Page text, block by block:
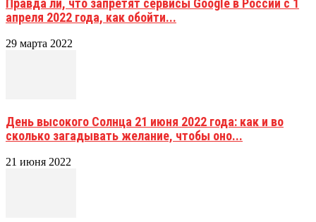
Правда ли, что запретят сервисы Google в России с 1
апреля 2022 года, как обойти...
29 марта 2022
День высокого Солнца 21 июня 2022 года: как и во
сколько загадывать желание, чтобы оно...
21 июня 2022